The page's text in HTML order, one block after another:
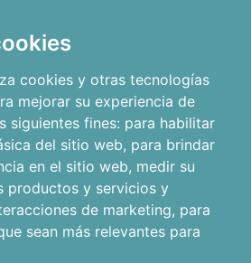
cookies y otras tecnologías
mejorar su experiencia de
siguientes fines: para habilitar
del sitio web, para brindar
en el sitio web, medir su
productos y servicios y
de marketing, para
sean más relevantes para